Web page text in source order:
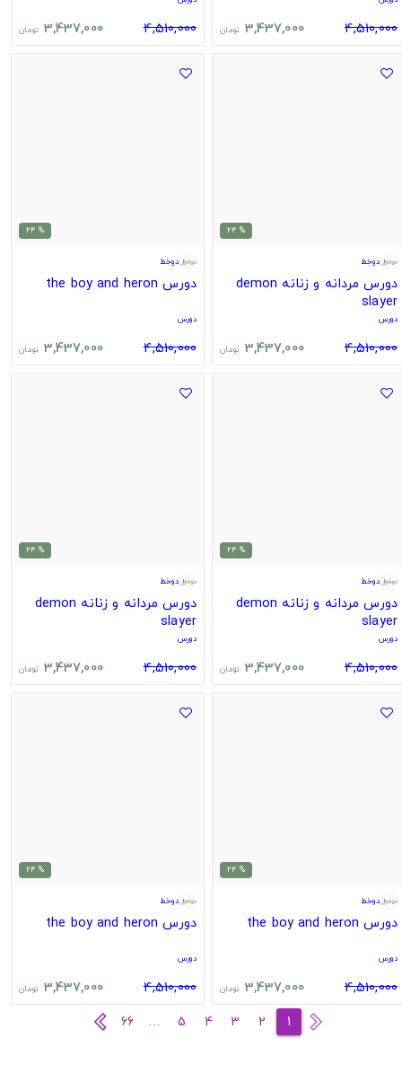
4,510,000
3,437,000 تومان 4,510,000
3,437,000 تومان
% 24
دوخط
دورس مردانه و زنانه demon
slayer
دورس
4,510,000
3,437,000 تومان
% 24
دوخط
دورس the boy and heron
دورس
4,510,000
3,437,000 تومان
% 24
دوخط
دورس مردانه و زنانه demon
slayer
دورس
4,510,000
3,437,000 تومان
% 24
دوخط
دورس مردانه و زنانه demon
slayer
دورس
4,510,000
3,437,000 تومان
% 24
دوخط
دورس the boy and heron
دورس
4,510,000
3,437,000 تومان
% 24
دوخط
دورس the boy and heron
دورس
4,510,000
3,437,000 تومان
1
2
3
4
5
…
66